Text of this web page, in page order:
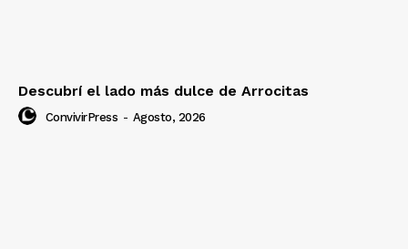
Descubrí el lado más dulce de Arrocitas
ConvivirPress - Agosto, 2026